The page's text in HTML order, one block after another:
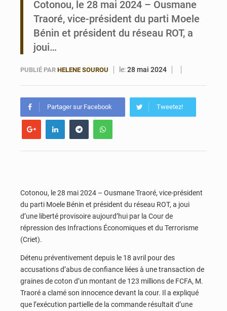
Bénin : Le CEG La Verdure de Ouèdo fait sa mue pour la rentrée
Cotonou, le 28 mai 2024 – Ousmane
Traoré, vice-président du parti Moele
Bénin et président du réseau ROT, a
joui…
PUBLIÉ PAR HELENE SOUROU le:28 mai 2024
Partager sur Facebook Tweetez!
Cotonou, le 28 mai 2024 – Ousmane Traoré, vice-président
du parti Moele Bénin et président du réseau ROT, a joui
d’une liberté provisoire aujourd’hui par la Cour de
répression des Infractions Économiques et du Terrorisme
(Criet).
Détenu préventivement depuis le 18 avril pour des
accusations d’abus de confiance liées à une transaction de
graines de coton d’un montant de 123 millions de FCFA, M.
Traoré a clamé son innocence devant la cour. Il a expliqué
que l’exécution partielle de la commande résultait d’une